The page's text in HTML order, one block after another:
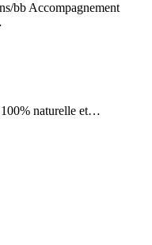
bb Accompagnement
naturelle et…